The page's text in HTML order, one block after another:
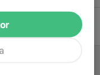
i Ribbahallen